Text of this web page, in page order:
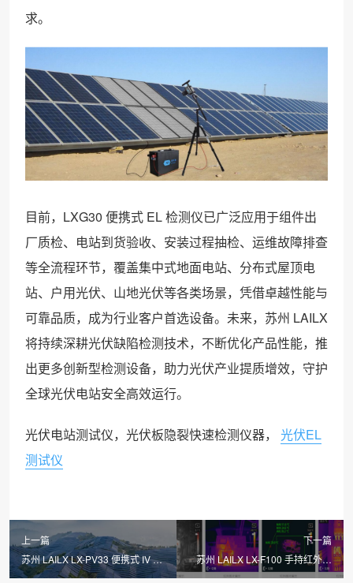
求。
目前，LXG30 便携式 EL 检测仪已广泛应用于组件出
厂质检、电站到货验收、安装过程抽检、运维故障排查
等全流程环节，覆盖集中式地面电站、分布式屋顶电
站、户用光伏、山地光伏等各类场景，凭借卓越性能与
可靠品质，成为行业客户首选设备。未来，苏州 LAILX
将持续深耕光伏缺陷检测技术，不断优化产品性能，推
出更多创新型检测设备，助力光伏产业提质增效，守护
全球光伏电站安全高效运行。
光伏电站测试仪，光伏板隐裂快速检测仪器，
光伏EL
测试仪
上一篇
苏州 LAILX LX-PV33 便携式 IV 测
试仪：2000V/40A 高精度检测，
下一篇
苏州 LAILX LX-F100 手持红外热
成像仪：红外慧眼精准测温，赋能